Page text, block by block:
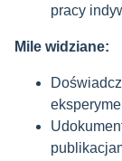
pracy
Mile widziane: